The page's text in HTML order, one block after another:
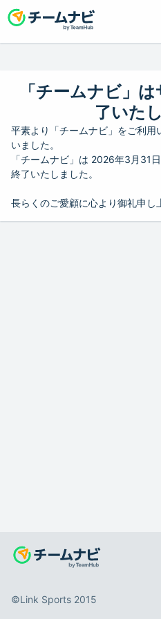
「チームナビ」
了いた
平素より「チームナビ」をご利
いました。
「チームナビ」は 2026年3月31
終了いたしました。
長らくのご愛顧に心より御礼申し
©️Link Sports 2015